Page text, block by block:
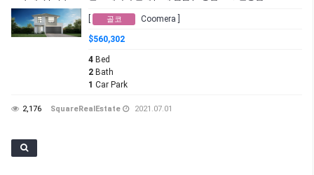
골코 Coomera ]
$560,302
4 Bed
2 Bath
1 Car Park
2,176 SquareRealEstate 2021.07.01